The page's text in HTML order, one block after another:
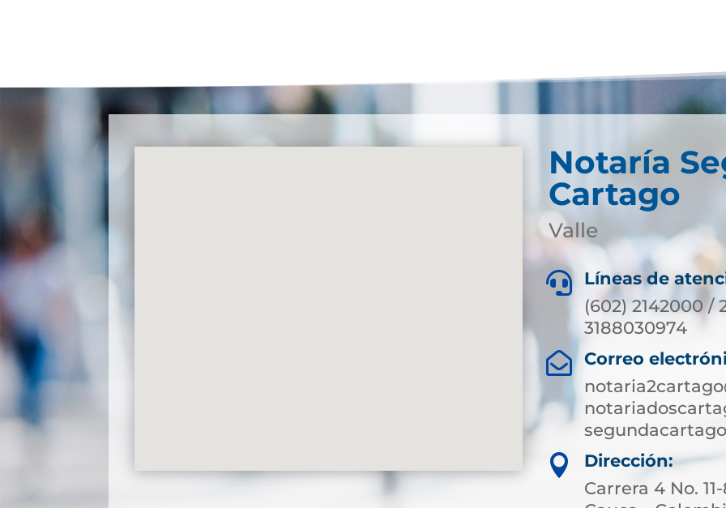
Notaría
Cartago
Valle

Líneas de
(602) 2142000 /
3188030974

Correo

Dirección:
Carrera 4 No.